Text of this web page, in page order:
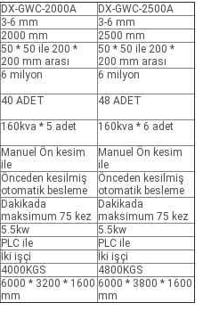
DX-GWC-2000A
DX-GWC-2500A
3-6 mm
3-6 mm
2000 mm
2500 mm
50 * 50 ile 200 *
200 mm arası
50 * 50 ile 200 *
200 mm arası
6 milyon 6 milyon
40 ADET 48 ADET
160kva * 5 adet 160kva * 6 adet
Manuel Ön kesim
ile
Manuel Ön kesim
ile
Önceden kesilmiş
otomatik besleme
Önceden kesilmiş
otomatik besleme
Dakikada
maksimum 75 kez
Dakikada
maksimum 75 kez
5.5kw
5.5kw
PLC ile
PLC ile
İki işçi
İki işçi
4000KGS
4800KGS
6000 * 3200 * 1600
mm
6000 * 3800 * 1600
mm